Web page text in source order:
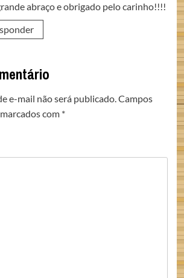
abraço e obrigado pelo carinho!!!!
e-mail não será publicado.Campos
com *